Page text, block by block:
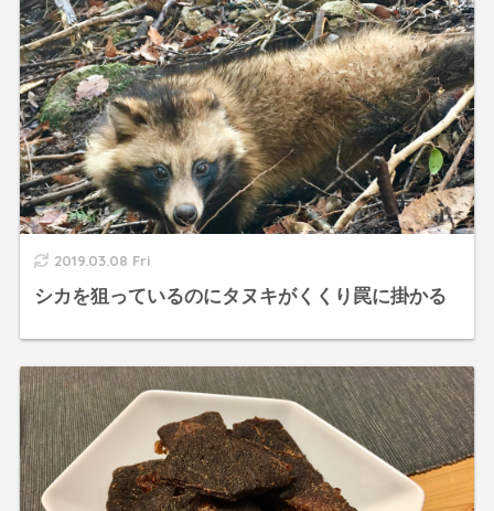
2019.03.08 Fri
シカを狙っているのにタヌキがくくり罠に掛かる